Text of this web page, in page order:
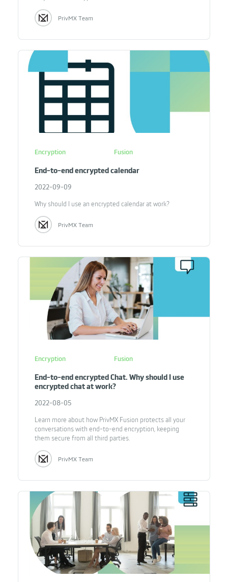
PrivMX Team
Encryption Fusion
End-to-end encrypted calendar
2022-09-09
Why should I use an encrypted calendar at work?
PrivMX Team
Encryption Fusion
End-to-end encrypted Chat. Why should I use
encrypted chat at work?
2022-08-05
Learn more about how PrivMX Fusion protects all your
conversations with end-to-end encryption, keeping
them secure from all third parties.
PrivMX Team